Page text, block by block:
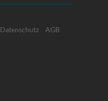
Datenschutz
AGB